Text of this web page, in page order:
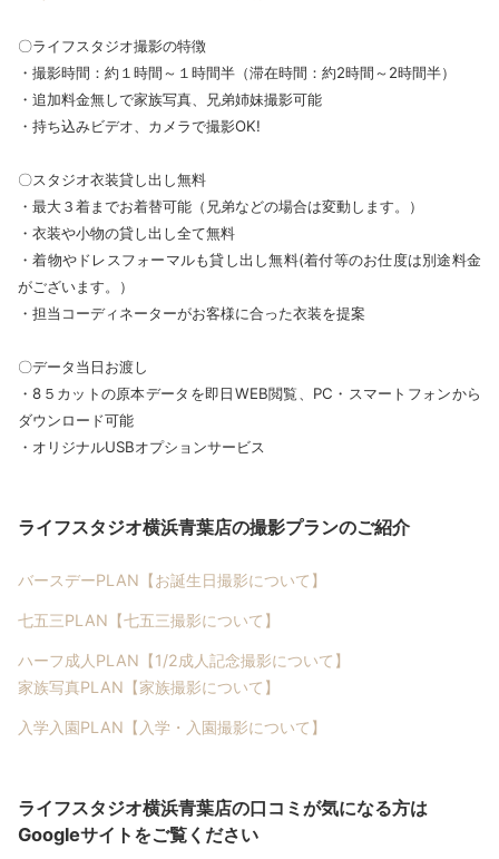
〇ライフスタジオ撮影の特徴
・撮影時間：約１時間～１時間半（滞在時間：約2時間～2時間半）
・追加料金無しで家族写真、兄弟姉妹撮影可能
・持ち込みビデオ、カメラで撮影OK!
〇スタジオ衣装貸し出し無料
・最大３着までお着替可能（兄弟などの場合は変動します。）
・衣装や小物の貸し出し全て無料
・着物やドレスフォーマルも貸し出し無料(着付等のお仕度は別途料金
がございます。）
・担当コーディネーターがお客様に合った衣装を提案
〇データ当日お渡し
・8５カットの原本データを即日WEB閲覧、PC・スマートフォンから
ダウンロード可能
・オリジナルUSBオプションサービス
ライフスタジオ横浜青葉店の撮影プランのご紹介
バースデーPLAN【お誕生日撮影について】
七五三PLAN【七五三撮影について】
ハーフ成人PLAN【1/2成人記念撮影について】
家族写真PLAN【家族撮影について】
入学入園PLAN【入学・入園撮影について】
ライフスタジオ横浜青葉店の口コミが気になる方は
Googleサイトをご覧ください